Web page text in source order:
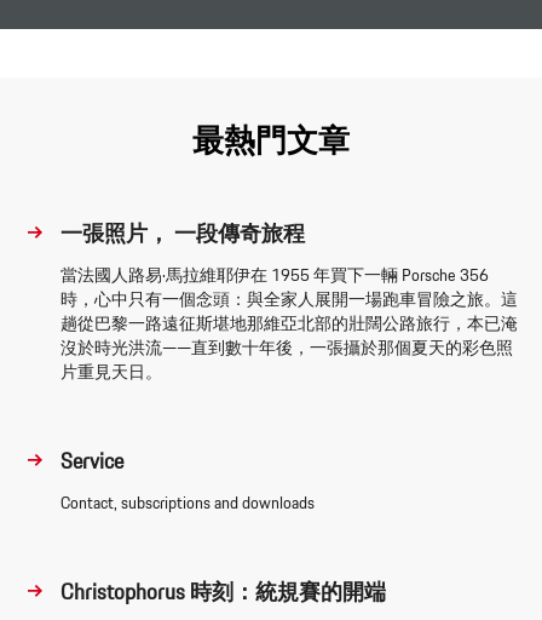
最熱門文章
一張照片， 一段傳奇旅程
當法國人路易·馬拉維耶伊在 1955 年買下一輛 Porsche 356
時，心中只有一個念頭：與全家人展開一場跑車冒險之旅。這
趟從巴黎一路遠征斯堪地那維亞北部的壯闊公路旅行，本已淹
沒於時光洪流——直到數十年後，一張攝於那個夏天的彩色照
片重見天日。
Service
Contact, subscriptions and downloads
Christophorus 時刻：統規賽的開端